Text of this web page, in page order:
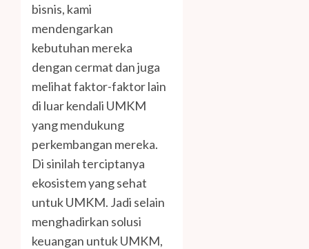
bisnis, kami
mendengarkan
kebutuhan mereka
dengan cermat dan juga
melihat faktor-faktor lain
di luar kendali UMKM
yang mendukung
perkembangan mereka.
Di sinilah terciptanya
ekosistem yang sehat
untuk UMKM. Jadi selain
menghadirkan solusi
keuangan untuk UMKM,